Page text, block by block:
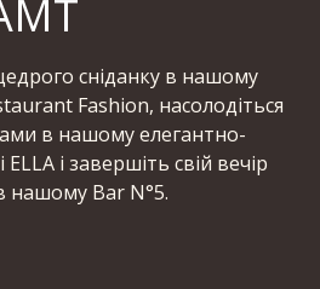
сніданку в нашому
Fashion, насолодіться
в нашому елегантно-
і завершіть свій вечір
нашому Bar N°5.